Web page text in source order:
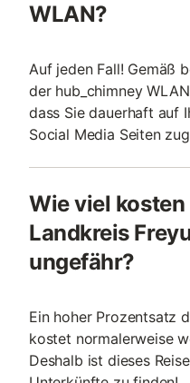
WLAN?
Auf jeden Fall! Gemäß
der hub_chimney
dass Sie dauerhaft auf
Social Media Seiten
Wie viel
Landkreis
ungefähr?
Ein hoher Prozentsatz
kostet normalerweise
Deshalb ist dieses